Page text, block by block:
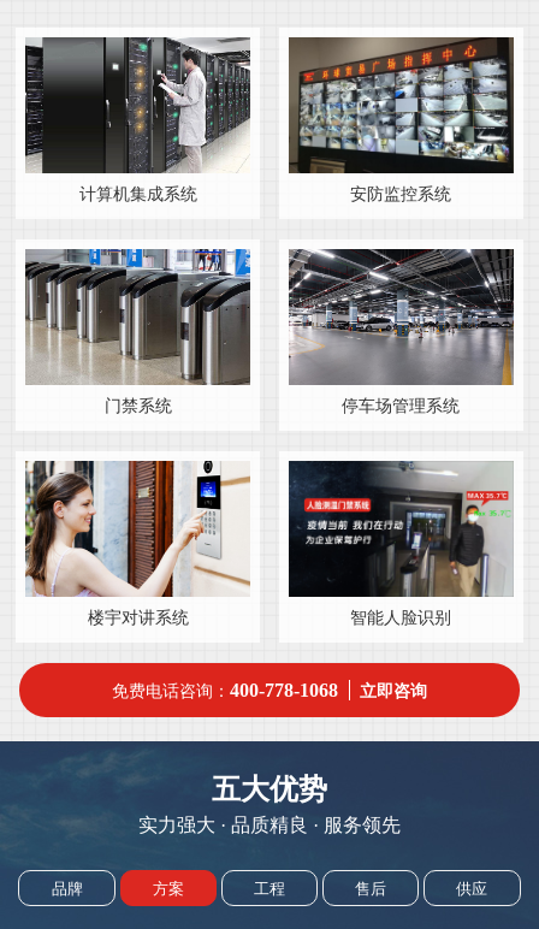
计算机集成系统 安防监控系统
门禁系统 停车场管理系统
楼宇对讲系统 智能人脸识别
免费电话咨询：400-778-1068 立即咨询
五大优势
实力强大 · 品质精良 · 服务领先
品牌 方案 工程 售后 供应